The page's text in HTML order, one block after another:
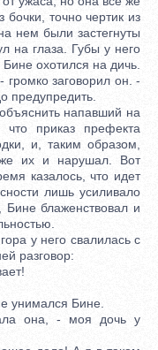
бочки, точно чертик из
нем были застегнуты
на глаза. Губы у него
охотился на дичь.
заговорил он. -
предупредить.
напавший на
приказ префекта
и, таким образом,
их и нарушал. Вот
казалось, что идет
лишь усиливало
Бине блаженствовал и
у него свалилась с
разговор:
унимался Бине.
она, - моя дочь у